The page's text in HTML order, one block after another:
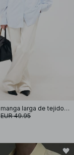
Camisa de manga larga de tejido seersucker
EUR 49.95